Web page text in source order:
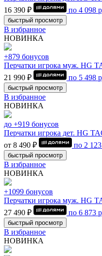
16 390 ₽
по 4 098
быстрый просмотр
В избранное
НОВИНКА
+879 бонусов
Перчатки игрока муж. HG
21 990 ₽
по 5 498
быстрый просмотр
В избранное
НОВИНКА
до +919 бонусов
Перчатки игрока дет. HG
от 8 490 ₽
по 2 123
быстрый просмотр
В избранное
НОВИНКА
+1099 бонусов
Перчатки игрока муж. HG
27 490 ₽
по 6 873
быстрый просмотр
В избранное
НОВИНКА